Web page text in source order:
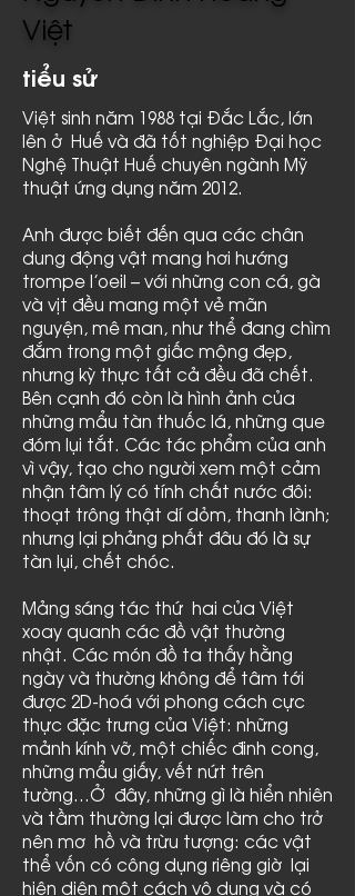
Việt
tiểu sử
Việt sinh năm 1988 tại Đắc Lắc, lớn
lên ở Huế và đã tốt nghiệp Đại học
Nghệ Thuật Huế chuyên ngành Mỹ
thuật ứng dụng năm 2012.
Anh được biết đến qua các chân
dung động vật mang hơi hướng
trompe l’oeil – với những con cá, gà
và vịt đều mang một vẻ mãn
nguyện, mê man, như thể đang chìm
đắm trong một giấc mộng đẹp,
nhưng kỳ thực tất cả đều đã chết.
Bên cạnh đó còn là hình ảnh của
những mẩu tàn thuốc lá, những que
đóm lụi tắt. Các tác phẩm của anh
vì vậy, tạo cho người xem một cảm
nhận tâm lý có tính chất nước đôi:
thoạt trông thật dí dỏm, thanh lành;
nhưng lại phảng phất đâu đó là sự
tàn lụi, chết chóc.
Mảng sáng tác thứ hai của Việt
xoay quanh các đồ vật thường
nhật. Các món đồ ta thấy hằng
ngày và thường không để tâm tới
được 2D-hoá với phong cách cực
thực đặc trưng của Việt: những
mảnh kính vỡ, một chiếc đinh cong,
những mẩu giấy, vết nứt trên
tường…Ở đây, những gì là hiển nhiên
và tầm thường lại được làm cho trở
nên mơ hồ và trừu tượng: các vật
thể vốn có công dụng riêng giờ lại
hiện diện một cách vô dụng và có